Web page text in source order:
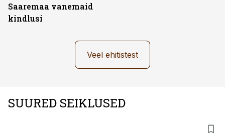
Saaremaa vanemaid
kindlusi
Veel ehitistest
SUURED SEIKLUSED